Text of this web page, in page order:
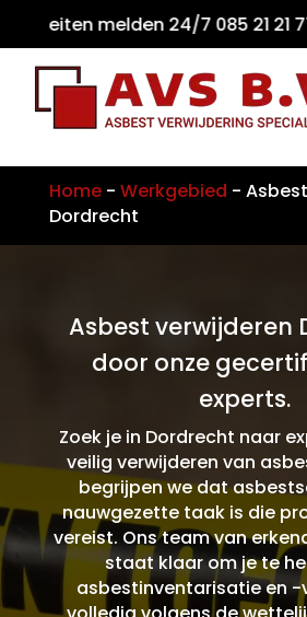
melden 24/7 085
Home- Werkgebied -
Dordrecht
Asbest verwijderen
door onze
experts.
Zoek je in Dordrecht naar
veilig verwijderen van
begrijpen we dat
nauwgezette taak is die
vereist. Ons team van
staat klaar om je te
asbestinventarisatie en -